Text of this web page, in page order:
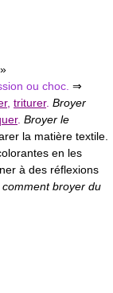
»
ou choc. ⇒
, triturer. Broyer
. Broyer le
la matière textile.
en les
à des réflexions
broyer du